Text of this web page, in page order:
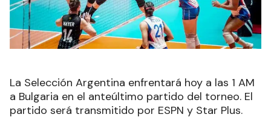
La Selección Argentina enfrentará hoy a las 1 AM
a Bulgaria en el anteúltimo partido del torneo. El
partido será transmitido por ESPN y Star Plus.